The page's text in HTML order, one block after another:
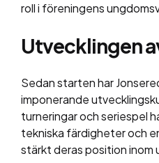
roll i föreningens
Utvecklingen
Sedan starten har
imponerande
turneringar och seriespel
tekniska färdigheter och
stärkt deras position